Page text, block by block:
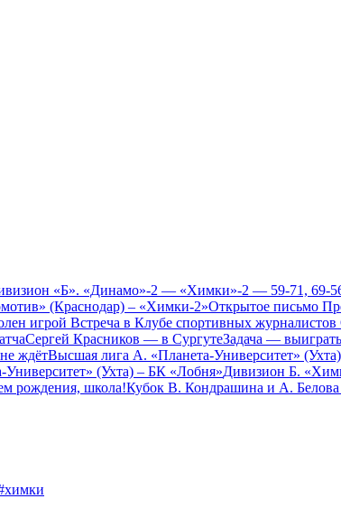
«Б». «Динамо»-2 — «Химки»-2 — 59-71, 69-
(Краснодар) – «Химки-2»Открытое письмо
игрой Встреча в Клубе спортивных
Сергей Красников — в СургутеЗадача —
ждётВысшая лига А. «Планета-Университет»
(Ухта) – БК «Лобня»Дивизион Б.
рождения, школа!Кубок В. Кондрашина и А.